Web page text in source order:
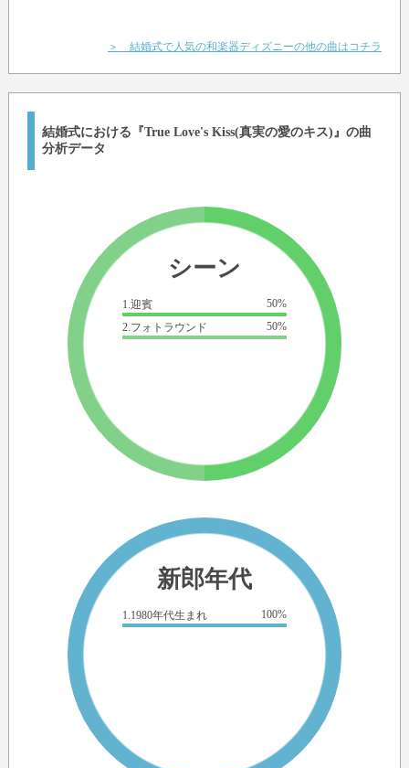
＞ 結婚式で人気の和楽器ディズニーの他の曲はコチラ
結婚式における『True Love's Kiss(真実の愛のキス)』の曲
分析データ
シーン
1.迎賓
50%
2.フォトラウンド
50%
新郎年代
1.1980年代生まれ 100%